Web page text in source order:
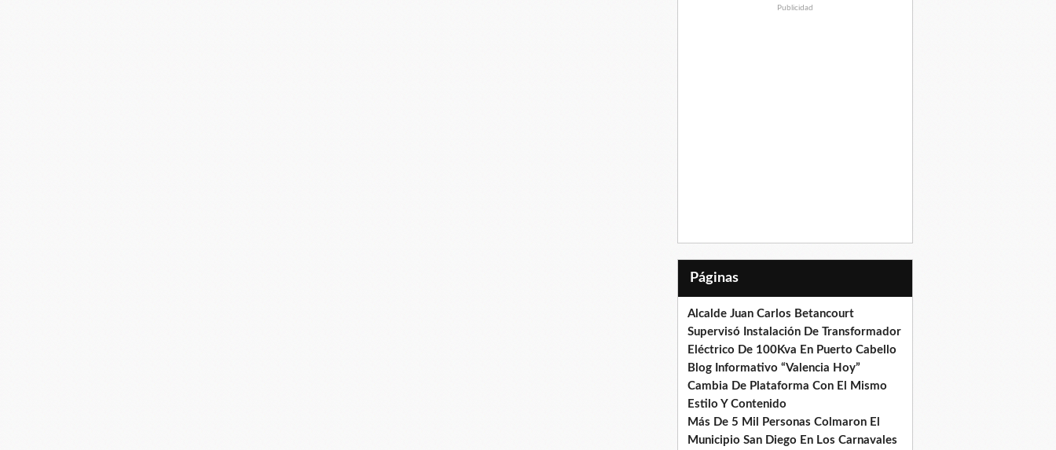
Publicidad
Páginas
Alcalde Juan Carlos Betancourt
Supervisó Instalación De Transformador
Eléctrico De 100Kva En Puerto Cabello
Blog Informativo “Valencia Hoy”
Cambia De Plataforma Con El Mismo
Estilo Y Contenido
Más De 5 Mil Personas Colmaron El
Municipio San Diego En Los Carnavales